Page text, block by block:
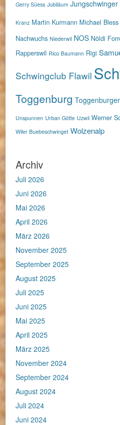
Gerry Süess Jubiläum Jungschwinger
Kranz Martin Kurmann Michael Bless
Nachwuchs Niederwil NOS Nöldi
Rapperswil Rico Baumann Rigi
Schwingclub Flawil
Toggenburg
Unspunnen Urban Götte Uzwil Werner
Wiler Buebeschwinget Wolzenalp
Archiv
Juli 2026
Juni 2026
Mai 2026
April 2026
März 2026
November 2025
September 2025
August 2025
Juli 2025
Juni 2025
Mai 2025
April 2025
März 2025
November 2024
September 2024
August 2024
Juli 2024
Juni 2024